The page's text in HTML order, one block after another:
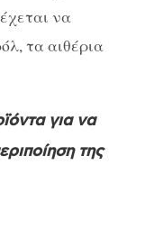
να
τα αιθέρια
για να
της